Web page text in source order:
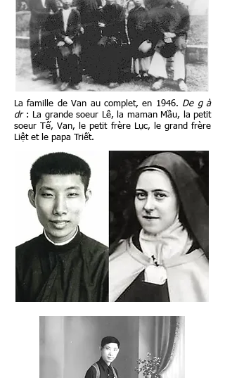
La famille de Van au complet, en 1946. De g à
dr: La grande soeur Lê, la maman Mầu, la petit
soeur Tế, Van, le petit frère Lục, le grand frère
Liệt et le papa Triết.